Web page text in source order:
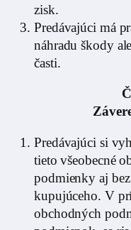
zisk.
Predávajúci má
náhradu škody
časti.
Predávajúci si
tieto všeobecné
podmienky aj
kupujúceho. V
obchodných